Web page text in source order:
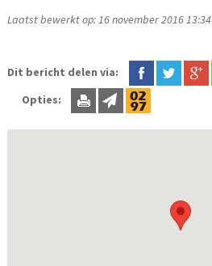
Laatst bewerkt op: 16 november 2016 13:34
Dit bericht delen via:
Opties: